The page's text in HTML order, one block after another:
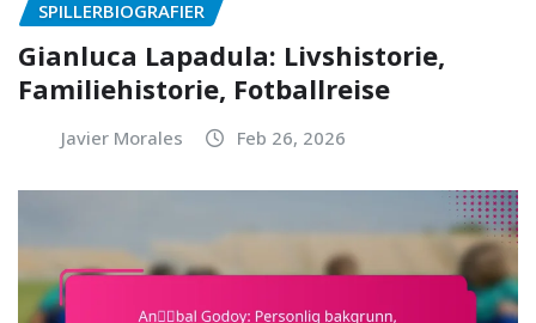
SPILLERBIOGRAFIER
Gianluca Lapadula: Livshistorie,
Familiehistorie, Fotballreise
Javier Morales Feb 26, 2026